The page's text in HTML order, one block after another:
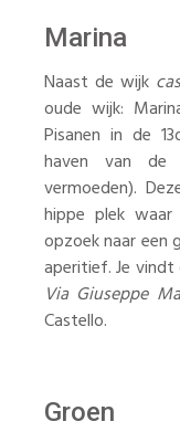
Marina
Naast de wijk
oude wijk:
Pisanen in de
haven van
vermoeden).
hippe plek waar
opzoek naar een
aperitief. Je
Via Giuseppe
Castello.
Groen